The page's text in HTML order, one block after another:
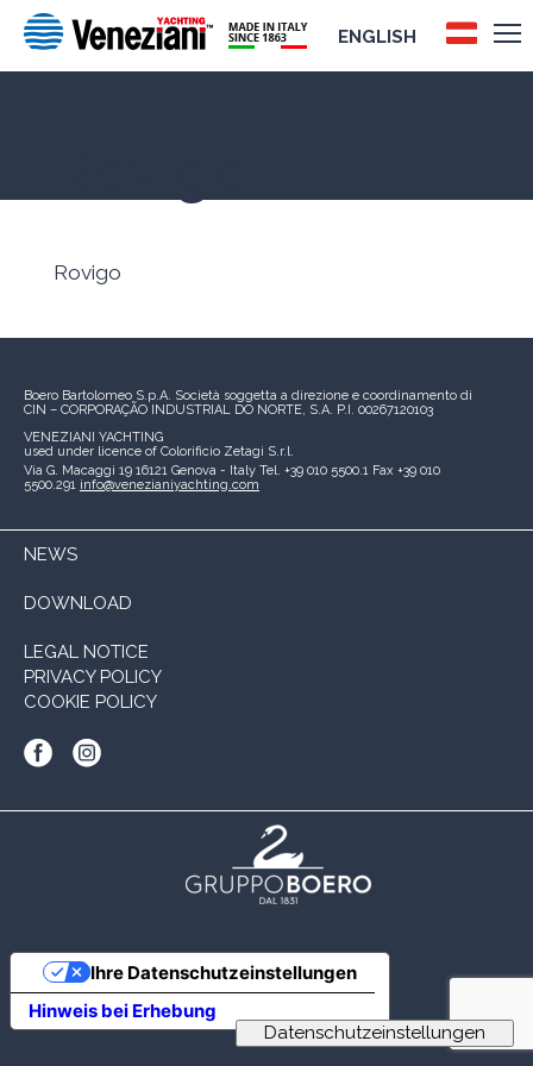
ENGLISH
Rovigo
Boero Bartolomeo S.p.A. Società soggetta a direzione e coordinamento di
CIN – CORPORAÇÃO INDUSTRIAL DO NORTE, S.A. P.I. 00267120103
VENEZIANI YACHTING
used under licence of Colorificio Zetagi S.r.l.
Via G. Macaggi 19 16121 Genova - Italy Tel. +39 010 5500.1 Fax +39 010
5500.291 info@venezianiyachting.com
NEWS
DOWNLOAD
LEGAL NOTICE
PRIVACY POLICY
COOKIE POLICY
Hinweis bei Erhebung
Ihre Datenschutzeinstellungen